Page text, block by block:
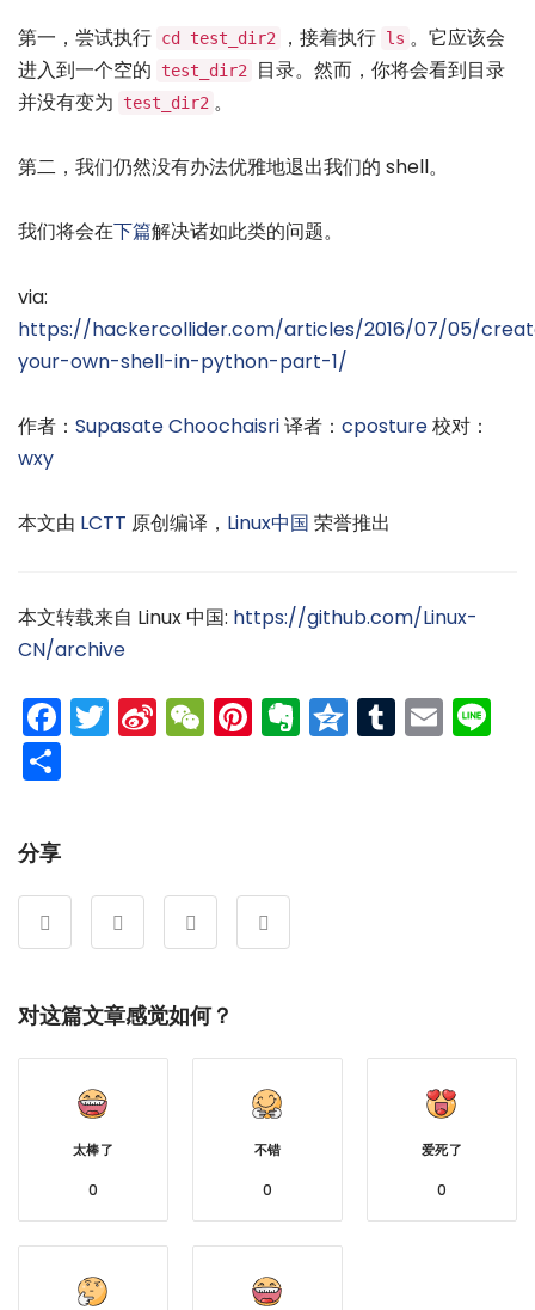
第一，尝试执行 cd test_dir2 ，接着执行 ls 。它应该会
进入到一个空的
test_dir2
目录。然而，你将会看到目录
并没有变为
test_dir2 。
第二，我们仍然没有办法优雅地退出我们的 shell。
我们将会在下篇解决诸如此类的问题。
via:
https://hackercollider.com/articles/2016/07/05/
your-own-shell-in-python-part-1/
作者： Supasate Choochaisri译者： cposture校对：
wxy
本文由 LCTT 原创编译， Linux中国 荣誉推出
本文转载来自 Linux 中国: https://github.com/Linux-
CN/archive
Facebook
Twitter
SinaWeChat
Pinterest
Evernote
Qzone
Tumblr
分享
对这篇文章感觉如何？
太棒了
0
不错
0
爱死了
0